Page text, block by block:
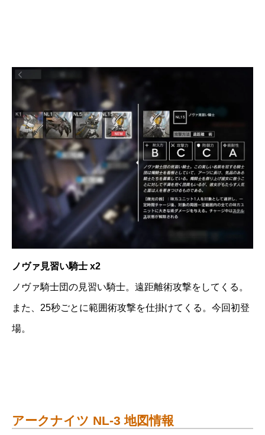
ノヴァ見習い騎士 x2
ノヴァ騎士団の見習い騎士。遠距離術攻撃をしてくる。
また、25秒ごとに範囲術攻撃を仕掛けてくる。今回初登
場。
アークナイツ NL-3 地図情報